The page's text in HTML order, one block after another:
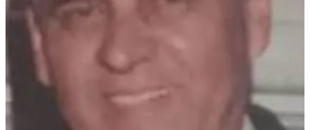
Blog
Publier un avis